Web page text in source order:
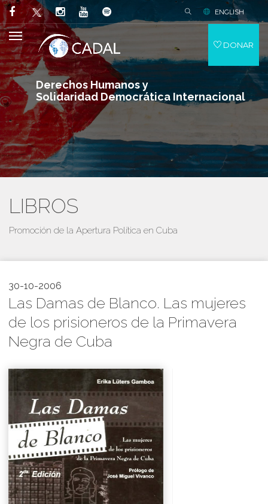
Derechos Humanos y
Solidaridad Democrática Internacional
ENGLISH
DONAR
LIBROS
Promoción de la Apertura Política en Cuba
30-10-2006
Las Damas de Blanco. Las mujeres
de los prisioneros de la Primavera
Negra de Cuba